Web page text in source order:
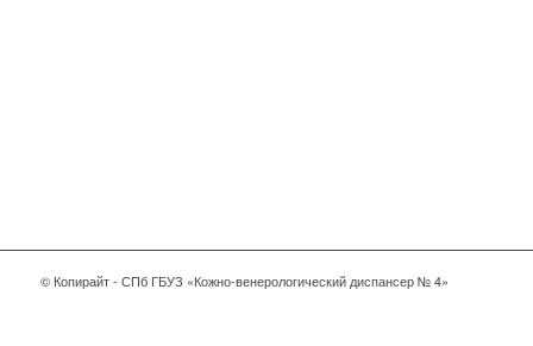
© Копирайт - СПб ГБУЗ «Кожно-венерологический диспансер № 4»